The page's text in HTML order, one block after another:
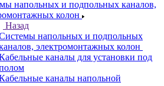
напольных и подпольных каналов,
колон
Назад
напольных и подпольных
электромонтажных колон
каналы для установки под
каналы напольной